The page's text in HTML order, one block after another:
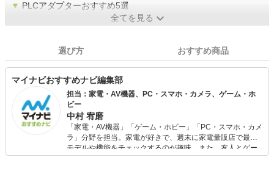
▼ PLCアダプターおすすめ5選
全てを見る
選び方 おすすめ商品
マイナビおすすめナビ編集部
担当：家電・AV機器、PC・スマホ・カメラ、ゲーム・ホ
ビー
中村 宥磨
「家電・AV機器」「ゲーム・ホビー」「PC・スマホ・カメ
ラ」分野を担当。家電が好きで、週末に家電量販店で最新
モデルや機能をチェックするのが趣味。また、友人とゲー
ムを楽しみながら、新作タイトルやイベント情報もいち早